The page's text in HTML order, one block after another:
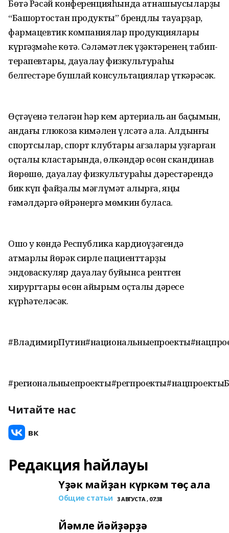
Бөтә Рәсәй конференцияһында ҡатнашыусыларҙы
“Башҡортостан продукты” брендлы тауарҙар,
фармацевтик компаниялар продукциялары
күргәҙмәһе көтә. Сәләмәтлек үҙәктәренең табип-
терапевтары, дауалау физкультураһы
белгестәре бушлай консультациялар үткәрәсәк.
Өҫтәүенә теләгән һәр кем артериаль ҡан баҫымын,
ҡандағы глюкоза кимәлен үлсәтә ала. Алдынғы
спортсылар, спорт клубтары ағзалары уҙғарған
оҫталыҡ кластарында, өлкәндәр өсөн скандинав
йөрөшө, дауалау физкультураһы дәрестәрендә
бик күп файҙалы мәғлүмәт алырға, яңы
ғәмәлдәргә өйрәнергә мөмкин буласаҡ.
Ошо уҡ көндә Республика кардиоүҙәгендә
ҡатмарлы йөрәк сирле пациенттарҙы
эндоваскуляр дауалау буйынса рентген
хирургтары өсөн айырым оҫталыҡ дәресе
күрһәтеләсәк.
Читайте нас
Редакция һайлауы
Үҙәк майҙан күркәм төҫ ала
Общие статьи 3 АВГУСТА , 07:38
Йәмле йәйҙәрҙә